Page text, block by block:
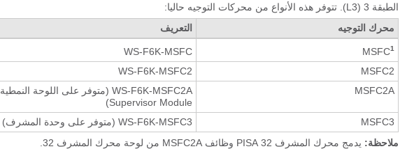
الطبقة 3 (L3). تتوفر هذه الأنواع من محركات التوجيه حاليا:
محرك التوجيه
التعريف
MSFC1
WS-F6K-MSFC
MSFC2
WS-F6K-MSFC2
MSFC2A
WS-F6K-MSFC2A (متوفر على اللوحة النمطية
Supervisor Module)
MSFC3 WS-F6K-MSFC3 (متوفر على وحدة المشرف)
ملاحظة: يدمج محرك المشرف 32 PISA وظائف MSFC2A من لوحة محرك المشرف 32.